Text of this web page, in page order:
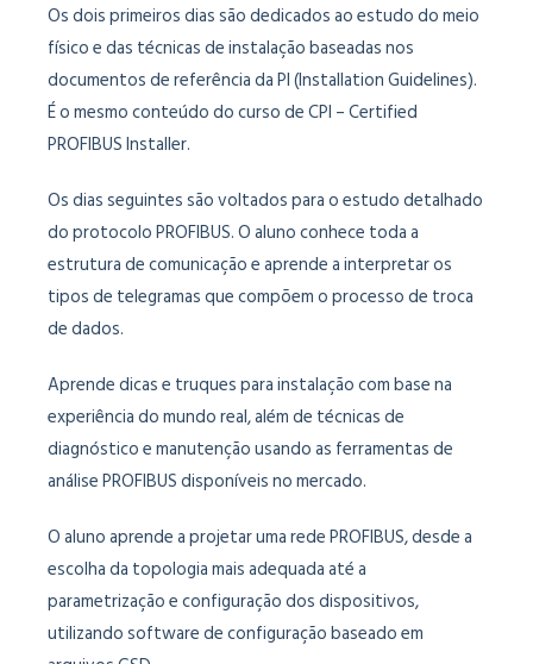
Os dois primeiros dias são dedicados ao estudo do meio
físico e das técnicas de instalação baseadas nos
documentos de referência da PI (Installation Guidelines).
É o mesmo conteúdo do curso de CPI – Certified
PROFIBUS Installer.
Os dias seguintes são voltados para o estudo detalhado
do protocolo PROFIBUS. O aluno conhece toda a
estrutura de comunicação e aprende a interpretar os
tipos de telegramas que compõem o processo de troca
de dados.
Aprende dicas e truques para instalação com base na
experiência do mundo real, além de técnicas de
diagnóstico e manutenção usando as ferramentas de
análise PROFIBUS disponíveis no mercado.
O aluno aprende a projetar uma rede PROFIBUS, desde a
escolha da topologia mais adequada até a
parametrização e configuração dos dispositivos,
utilizando software de configuração baseado em